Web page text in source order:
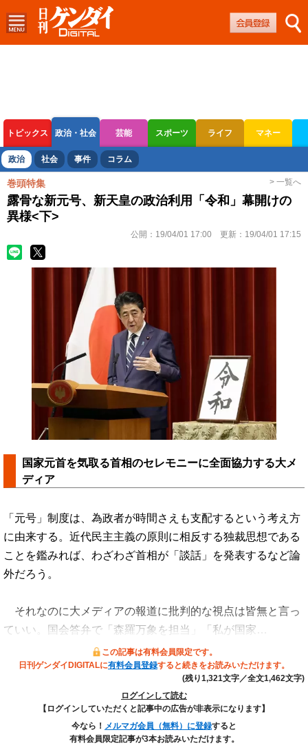
トピックス 政治・社会 芸能 スポーツ ライフ マネー
ボートレース 競輪 オートレース
政治 社会 事件 コラム
巻頭特集 > 一覧へ
露骨な新元号、新天皇の政治利用「令和」幕開けの
異様<下>
公開： 19/04/01 17:00 更新： 19/04/01 17:15
国家元首を気取る首相のセレモニーに全面協力する大メ
ディア
「元号」制度は、為政者が時間さえも支配するという考え方
に由来する。近代民主主義の原則に相反する独裁思想である
ことを鑑みれば、わざわざ首相が「談話」を発表するなど論
外だろう。
それなのに大メディアの報道に批判的な視点は皆無と言っ
ていい。国会答弁で「森羅万象を担当」「私が国家…
この記事は有料会員限定です。
日刊ゲンダイDIGITALに有料会員登録すると続きをお読みいただけます。
(残り1,321文字／全文1,462文字)
ログインして読む
【ログインしていただくと記事中の広告が非表示になります】
今なら！ メルマガ会員（無料）に登録すると
有料会員限定記事が3本お読みいただけます。